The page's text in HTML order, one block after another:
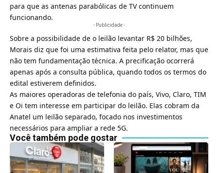
para que as antenas parabólicas de TV continuem
funcionando.
- Publicidade -
Sobre a possibilidade de o leilão levantar R$ 20 bilhões,
Morais diz que foi uma estimativa feita pelo relator, mas que
não tem fundamentação técnica. A precificação ocorrerá
apenas após a consulta pública, quando todos os termos do
edital estiverem definidos.
As maiores operadoras de telefonia do país, Vivo, Claro, TIM
e Oi tem interesse em participar do leilão. Elas cobram da
Anatel um leilão separado, focado nos investimentos
necessários para ampliar a rede 5G.
Você também pode gostar